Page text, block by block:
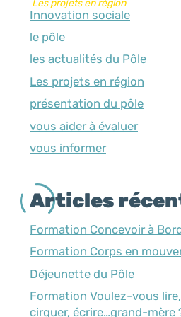
Les projets en région
Innovation sociale
le pôle
les actualités du Pôle
Les projets en région
présentation du pôle
vous aider à évaluer
vous informer
Articles
Formation Concevoir à
Formation Corps en
Déjeunette du Pôle
Formation Voulez-vous
cirquer, écrire…grand-mère